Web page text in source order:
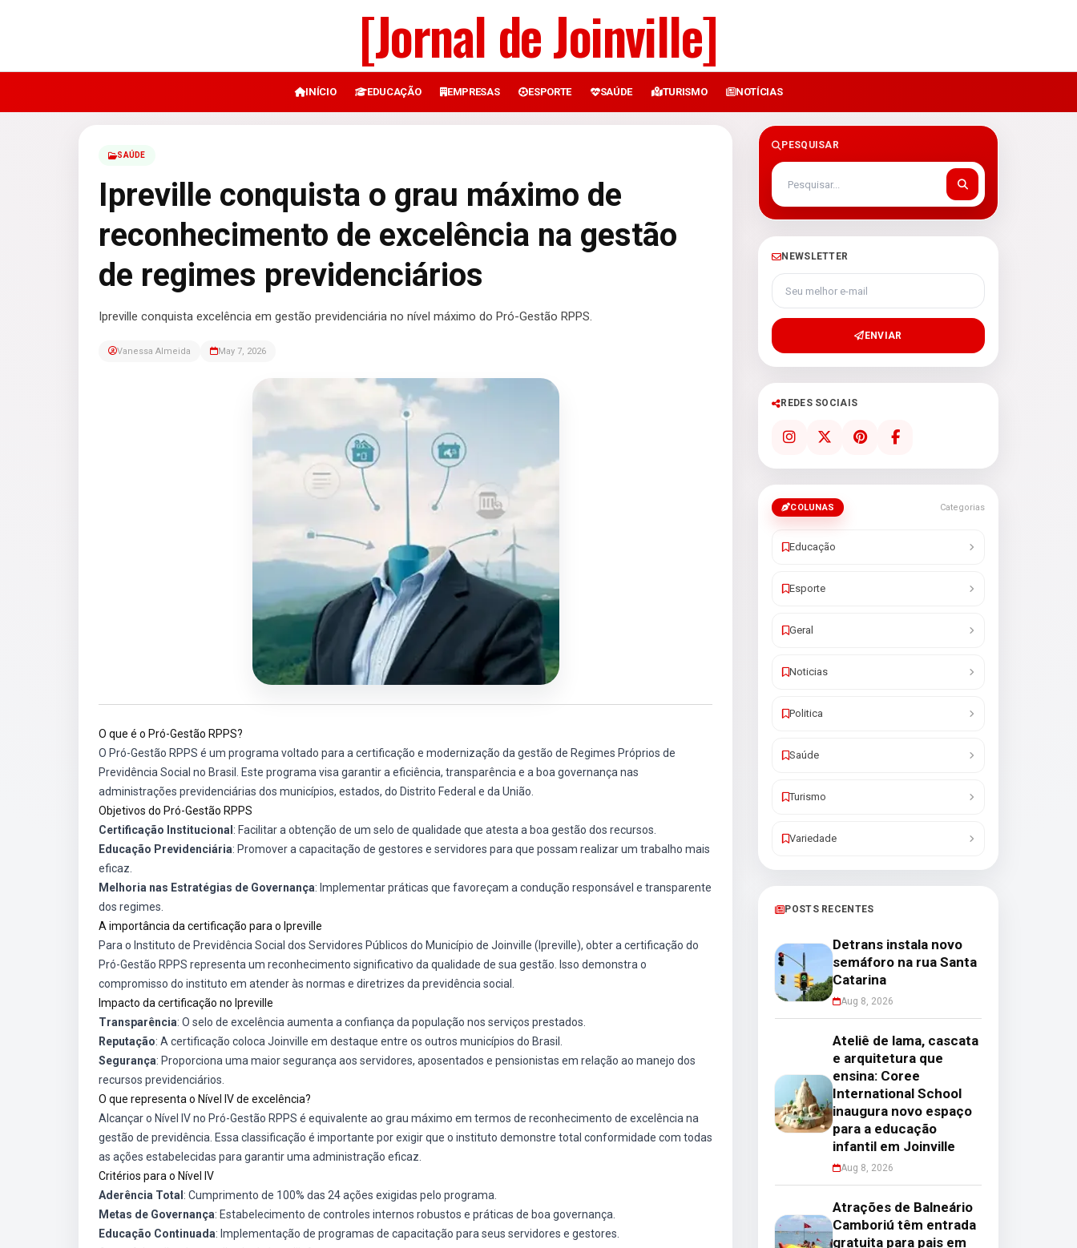
[Jornal de Joinville]
INÍCIO EDUCAÇÃO EMPRESAS ESPORTE SAÚDE TURISMO NOTÍCIAS
SAÚDE
Ipreville conquista o grau máximo de
reconhecimento de excelência na gestão
de regimes previdenciários
Ipreville conquista excelência em gestão previdenciária no nível máximo do Pró-Gestão RPPS.
Vanessa Almeida May 7, 2026
O que é o Pró-Gestão RPPS?
O Pró-Gestão RPPS é um programa voltado para a certificação e modernização da gestão de Regimes Próprios de
Previdência Social no Brasil. Este programa visa garantir a eficiência, transparência e a boa governança nas
administrações previdenciárias dos municípios, estados, do Distrito Federal e da União.
Objetivos do Pró-Gestão RPPS
Certificação Institucional : Facilitar a obtenção de um selo de qualidade que atesta a boa gestão dos recursos.
Educação Previdenciária: Promover a capacitação de gestores e servidores para que possam realizar um trabalho mais
eficaz.
Melhoria nas Estratégias de Governança: Implementar práticas que favoreçam a condução responsável e transparente
dos regimes.
A importância da certificação para o Ipreville
Para o Instituto de Previdência Social dos Servidores Públicos do Município de Joinville (Ipreville), obter a certificação do
Pró-Gestão RPPS representa um reconhecimento significativo da qualidade de sua gestão. Isso demonstra o
compromisso do instituto em atender às normas e diretrizes da previdência social.
Impacto da certificação no Ipreville
Transparência: O selo de excelência aumenta a confiança da população nos serviços prestados.
Reputação: A certificação coloca Joinville em destaque entre os outros municípios do Brasil.
Segurança: Proporciona uma maior segurança aos servidores, aposentados e pensionistas em relação ao manejo dos
recursos previdenciários.
O que representa o Nível IV de excelência?
Alcançar o Nível IV no Pró-Gestão RPPS é equivalente ao grau máximo em termos de reconhecimento de excelência na
gestão de previdência. Essa classificação é importante por exigir que o instituto demonstre total conformidade com todas
as ações estabelecidas para garantir uma administração eficaz.
Critérios para o Nível IV
Aderência Total : Cumprimento de 100% das 24 ações exigidas pelo programa.
Metas de Governança: Estabelecimento de controles internos robustos e práticas de boa governança.
Educação Continuada: Implementação de programas de capacitação para seus servidores e gestores.
PESQUISAR
NEWSLETTER
Seu melhor e-mail
ENVIAR
REDES SOCIAIS
COLUNAS Categorias
Educação
Esporte
Geral
Noticias
Politica
Saúde
Turismo
Variedade
POSTS RECENTES
Detrans instala novo
semáforo na rua Santa
Catarina
Aug 8, 2026
Ateliê de lama, cascata
e arquitetura que
ensina: Coree
International School
inaugura novo espaço
para a educação
infantil em Joinville
Aug 8, 2026
Atrações de Balneário
Camboriú têm entrada
gratuita para pais em